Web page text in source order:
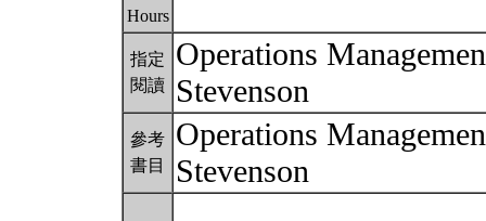
Hours
指定
閱讀
Operations
Stevenson
參考
書目
Operations
Stevenson